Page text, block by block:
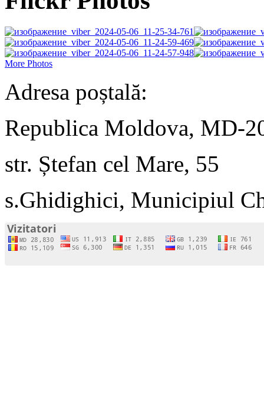
More Photos
Adresa poștală:
Republica Moldova, MD-
str. Ștefan cel Mare, 55
s.Ghidighici, Municipiul